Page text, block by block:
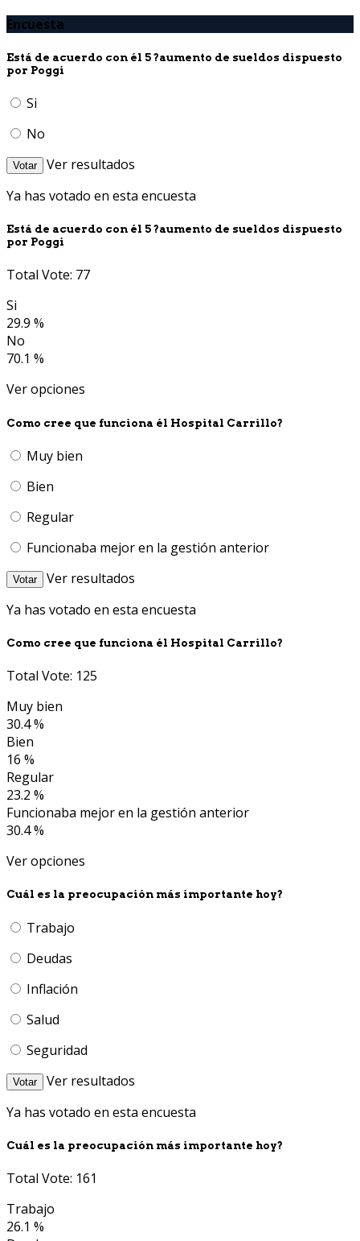
Encuesta
Está de acuerdo con él 5 ?aumento de sueldos dispuesto
por Poggi
Si
No
Votar
Ver resultados
Ya has votado en esta encuesta
Está de acuerdo con él 5 ?aumento de sueldos dispuesto
por Poggi
Total Vote: 77
Si
29.9 %
No
70.1 %
Ver opciones
Como cree que funciona él Hospital Carrillo?
Muy bien
Bien
Regular
Funcionaba mejor en la gestión anterior
Votar
Ver resultados
Ya has votado en esta encuesta
Como cree que funciona él Hospital Carrillo?
Total Vote: 125
Muy bien
30.4 %
Bien
16 %
Regular
23.2 %
Funcionaba mejor en la gestión anterior
30.4 %
Ver opciones
Cuál es la preocupación más importante hoy?
Trabajo
Deudas
Inflación
Salud
Seguridad
Votar
Ver resultados
Ya has votado en esta encuesta
Cuál es la preocupación más importante hoy?
Total Vote: 161
Trabajo
26.1 %